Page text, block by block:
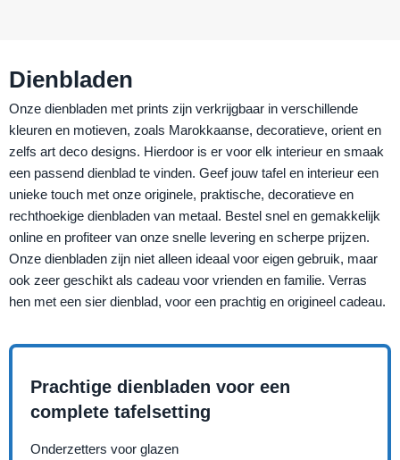
Dienbladen
Onze dienbladen met prints zijn verkrijgbaar in verschillende
kleuren en motieven, zoals Marokkaanse, decoratieve, orient en
zelfs art deco designs. Hierdoor is er voor elk interieur en smaak
een passend dienblad te vinden. Geef jouw tafel en interieur een
unieke touch met onze originele, praktische, decoratieve en
rechthoekige dienbladen van metaal. Bestel snel en gemakkelijk
online en profiteer van onze snelle levering en scherpe prijzen.
Onze dienbladen zijn niet alleen ideaal voor eigen gebruik, maar
ook zeer geschikt als cadeau voor vrienden en familie. Verras
hen met een sier dienblad, voor een prachtig en origineel cadeau.
Prachtige dienbladen voor een
complete tafelsetting
Onderzetters voor glazen